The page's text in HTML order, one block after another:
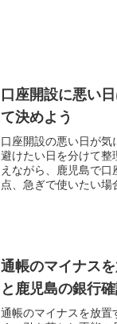
口座開設に悪い
て決めよう
口座開設の悪い日が
避けたい日を分けて整
えながら、鹿児島で
点、急ぎで使いたい場
通帳のマイナス
と鹿児島の銀行
通帳のマイナスを放置